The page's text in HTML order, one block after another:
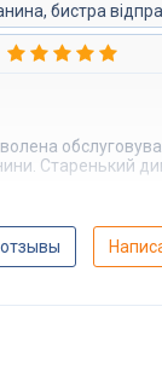
бистра
Старенький